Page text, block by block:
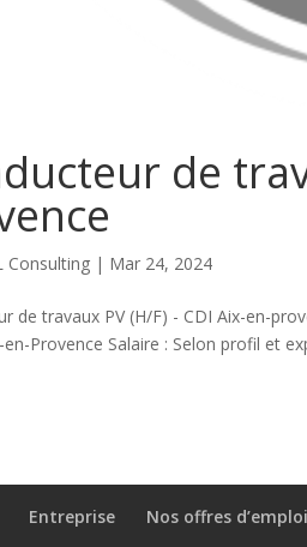
de
Consulting | Mar 24, 2024
de travaux PV (H/F) - CDI Aix-en-
en-Provence Salaire : Selon profil et
Entreprise Nos offres d’emploi